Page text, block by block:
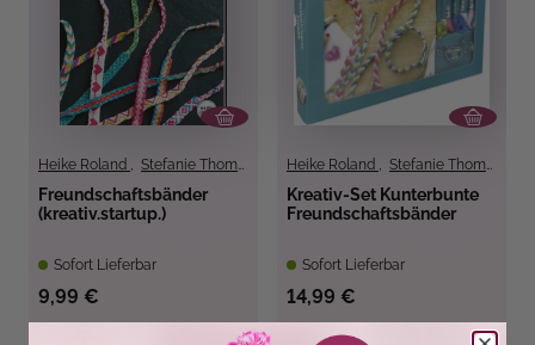
Heike Roland Stefanie Thomas
Freundschaftsbänder
(kreativ.startup.)
Sofort Lieferbar
9,99 €
Heike Roland Stefanie Thomas
Kreativ-Set Kunterbunte
Freundschaftsbänder
Sofort Lieferbar
14,99 €